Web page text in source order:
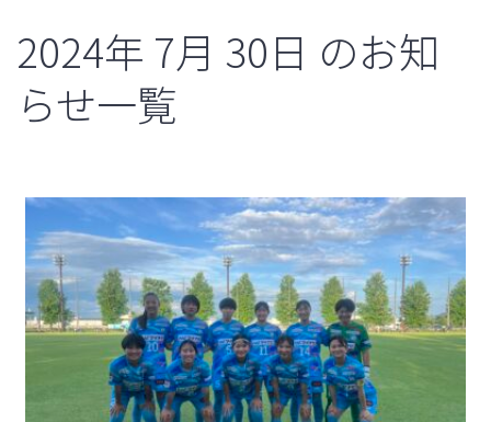
2024年 7月 30日 のお知
らせ一覧